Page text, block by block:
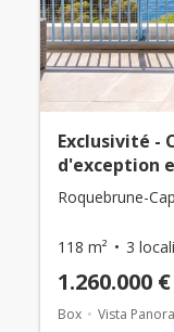
Exclusivité -
d'exception
Roquebrune-
118 m² 3 locali
1.260.000 €
Box Vista